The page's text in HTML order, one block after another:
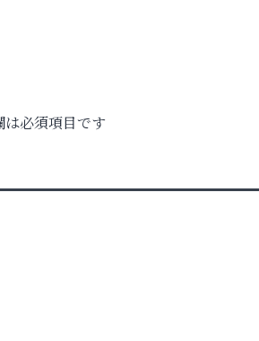
必須項目です